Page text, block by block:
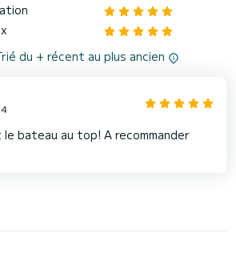
du + récent au plus ancien
bateau au top! A recommander